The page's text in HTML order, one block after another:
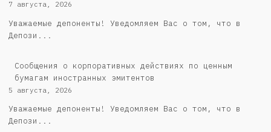
7 августа, 2026
Уважаемые депоненты! Уведомляем Вас о том, что в
Депози...
Сообщения о корпоративных действиях по ценным
бумагам иностранных эмитентов
5 августа, 2026
Уважаемые депоненты! Уведомляем Вас о том, что в
Депози...